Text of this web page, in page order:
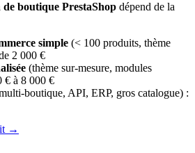
de boutique PrestaShop dépend de la
simple (< 100 produits, thème
2 000 €
(thème sur-mesure, modules
€ à 8 000 €
boutique, API, ERP, gros catalogue) :
→